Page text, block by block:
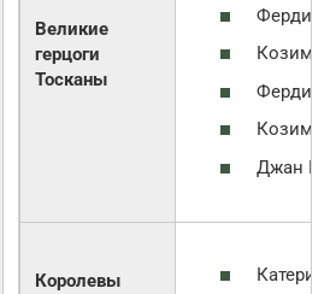
Великие
герцоги
Тосканы
Козимо
Козимо
Джан
Королевы
Катерина